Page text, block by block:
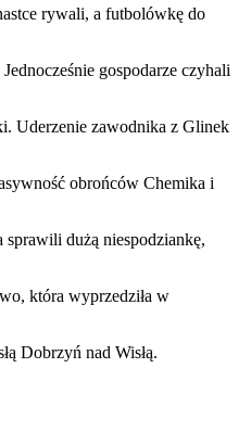
rywali, a futbolówkę do
gospodarze czyhali
Uderzenie zawodnika z Glinek
obrońców Chemika i
dużą niespodziankę,
która wyprzedziła w
Dobrzyń nad Wisłą.